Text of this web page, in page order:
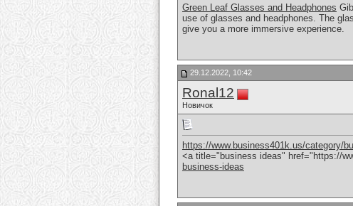
Green Leaf Glasses and Headphones
use of glasses and headphones. The
give you a more immersive experience.
29.12.2022, 10:42
Ronal12
Новичок
https://www.business401k.us/category/
<a title="business ideas" href="https://
business-ideas